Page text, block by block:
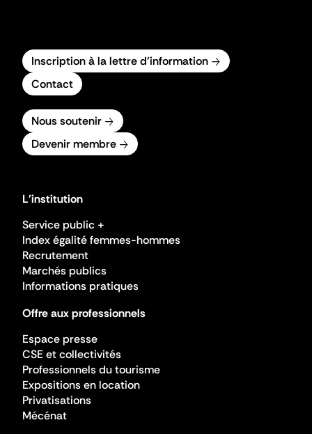
Inscription à la lettre d'information
Contact
Nous soutenir
Devenir membre
L'institution
Service public +
Index égalité femmes-hommes
Recrutement
Marchés publics
Informations pratiques
Offre aux professionnels
Espace presse
CSE et collectivités
Professionnels du tourisme
Expositions en location
Privatisations
Mécénat